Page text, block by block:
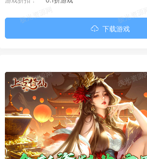
下载游戏